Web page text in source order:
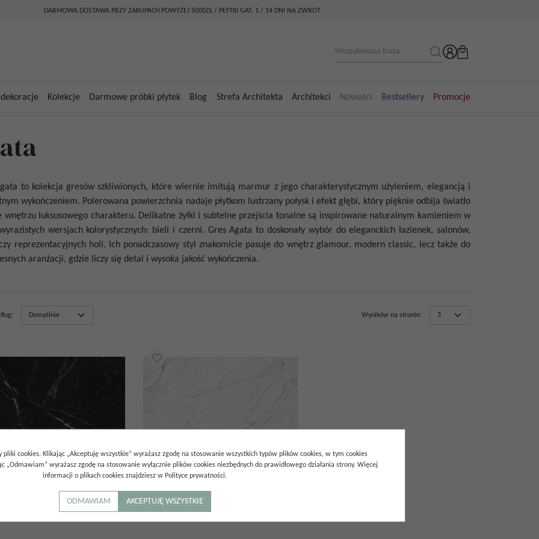
DARMOWA DOSTAWA PRZY ZAKUPACH POWYŻEJ 5000ZŁ / PŁYTKI GAT. 1 / 14 DNI NA ZWROT
Kolekcje Darmowe próbki płytek Blog Strefa Architekta Architekci Nowości Bestsellery Promocje
to kolekcja gresów szkliwionych, które wiernie imitują marmur z jego charakterystycznym użyleniem, elegancją i
wykończeniem. Polerowana powierzchnia nadaje płytkom lustrzany połysk i efekt głębi, który pięknie odbija światło
wnętrzu luksusowego charakteru. Delikatne żyłki i subtelne przejścia tonalne są inspirowane naturalnym kamieniem w
wersjach kolorystycznych: bieli i czerni. Gres Agata to doskonały wybór do eleganckich łazienek, salonów,
reprezentacyjnych holi. Ich ponadczasowy styl znakomicie pasuje do wnętrz glamour, modern classic, lecz także do
aranżacji, gdzie liczy się detal i wysoka jakość wykończenia.
: Wyników na stronie:
BLACK 60X120 GRES AGATA WHITE 60X120
215.00zł/m²
cookies. Klikając „Akceptuję wszystkie” wyrażasz zgodę na stosowanie wszystkich typów plików cookies, w tym cookies
„Odmawiam” wyrażasz zgodę na stosowanie wyłącznie plików cookies niezbędnych do prawidłowego działania strony. Więcej
informacji o plikach cookies znajdziesz w Polityce prywatności.
ODMAWIAM AKCEPTUJĘ WSZYSTKIE